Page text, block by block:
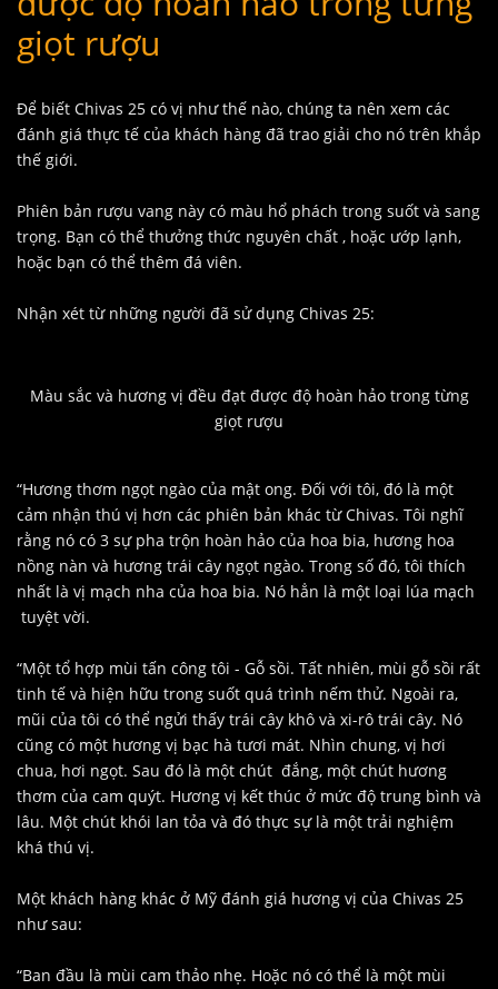
giọt rượu
Để biết Chivas 25 có vị như thế nào, chúng ta nên xem các
đánh giá thực tế của khách hàng đã trao giải cho nó trên khắp
thế giới.
Phiên bản rượu vang này có màu hổ phách trong suốt và sang
trọng. Bạn có thể thưởng thức nguyên chất , hoặc ướp lạnh,
hoặc bạn có thể thêm đá viên.
Nhận xét từ những người đã sử dụng Chivas 25:
Màu sắc và hương vị đều đạt được độ hoàn hảo trong từng
giọt rượu
“Hương thơm ngọt ngào của mật ong. Đối với tôi, đó là một
cảm nhận thú vị hơn các phiên bản khác từ Chivas. Tôi nghĩ
rằng nó có 3 sự pha trộn hoàn hảo của hoa bia, hương hoa
nồng nàn và hương trái cây ngọt ngào. Trong số đó, tôi thích
nhất là vị mạch nha của hoa bia. Nó hẳn là một loại lúa mạch
tuyệt vời.
“Một tổ hợp mùi tấn công tôi - Gỗ sồi. Tất nhiên, mùi gỗ sồi rất
tinh tế và hiện hữu trong suốt quá trình nếm thử. Ngoài ra,
mũi của tôi có thể ngửi thấy trái cây khô và xi-rô trái cây. Nó
cũng có một hương vị bạc hà tươi mát. Nhìn chung, vị hơi
chua, hơi ngọt. Sau đó là một chút đắng, một chút hương
thơm của cam quýt. Hương vị kết thúc ở mức độ trung bình và
lâu. Một chút khói lan tỏa và đó thực sự là một trải nghiệm
khá thú vị.
Một khách hàng khác ở Mỹ đánh giá hương vị của Chivas 25
như sau:
“Ban đầu là mùi cam thảo nhẹ. Hoặc nó có thể là một mùi